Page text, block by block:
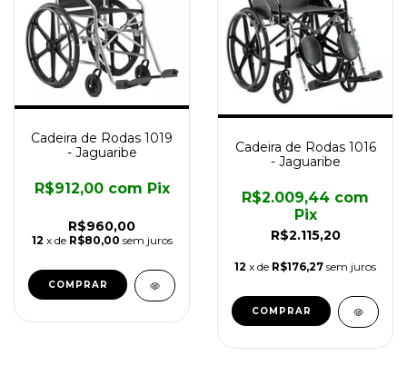
Cadeira de Rodas 1019
- Jaguaribe
R$960,00
R$912,00 com Pix
12 x de R$80,00 sem juros
Cadeira de Rodas 1016
- Jaguaribe
R$2.115,20
R$2.009,44 com
Pix
12 x de R$176,27 sem juros